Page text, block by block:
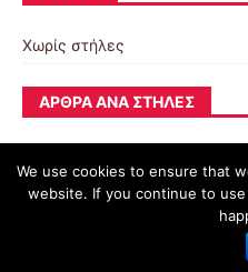
Χωρίς στήλες
ΆΡΘΡΑ ΑΝΆ ΣΤΉΛΕΣ
Όροι Χρήσης
We use cookies to ensure that
website. If you continue to